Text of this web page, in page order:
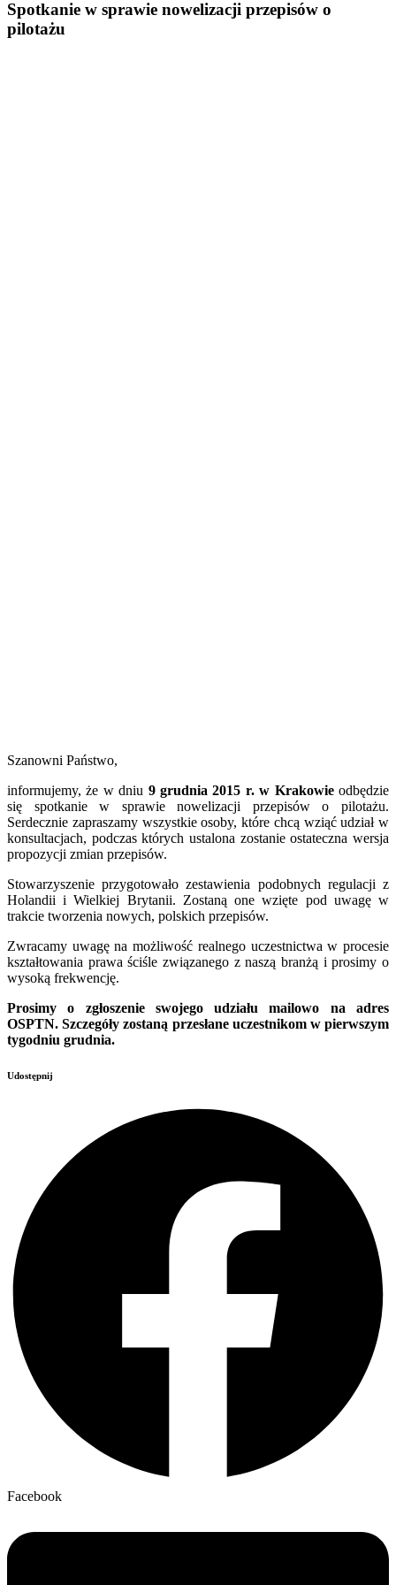
Spotkanie w sprawie nowelizacji przepisów o
pilotażu
Szanowni Państwo,
informujemy, że w dniu 9 grudnia 2015 r. w Krakowieodbędzie
się spotkanie w sprawie nowelizacji przepisów o pilotażu.
Serdecznie zapraszamy wszystkie osoby, które chcą wziąć udział w
konsultacjach, podczas których ustalona zostanie ostateczna wersja
propozycji zmian przepisów.
Stowarzyszenie przygotowało zestawienia podobnych regulacji z
Holandii i Wielkiej Brytanii. Zostaną one wzięte pod uwagę w
trakcie tworzenia nowych, polskich przepisów.
Zwracamy uwagę na możliwość realnego uczestnictwa w procesie
kształtowania prawa ściśle związanego z naszą branżą i prosimy o
wysoką frekwencję.
Prosimy o zgłoszenie swojego udziału mailowo na adres
OSPTN. Szczegóły zostaną przesłane uczestnikom w pierwszym
tygodniu grudnia.
Udostępnij
Facebook